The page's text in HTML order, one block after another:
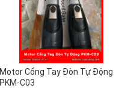
Motor Cổng Tay Đòn Tự Động
PKM-C03